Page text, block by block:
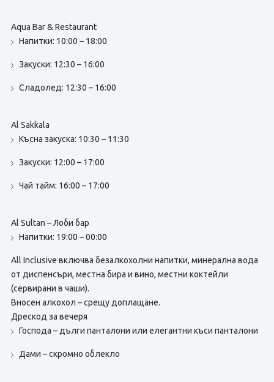
Aqua Bar & Restaurant
Напитки: 10:00 – 18:00
Закуски: 12:30 – 16:00
Сладолед: 12:30 – 16:00
Al Sakkala
Късна закуска: 10:30 – 11:30
Закуски: 12:00 – 17:00
Чай тайм: 16:00 – 17:00
Al Sultan – Лоби бар
Напитки: 19:00 – 00:00
All Inclusive включва безалкохолни напитки, минерална вода
от диспенсъри, местна бира и вино, местни коктейли
(сервирани в чаши).
Вносен алкохол – срещу доплащане.
Дрескод за вечеря
Господа – дълги панталони или елегантни къси панталони
Дами – скромно облекло